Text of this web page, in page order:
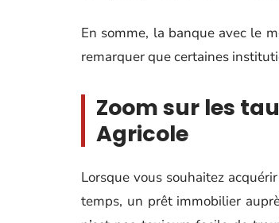
En somme, la banque avec le
remarquer que certaines
Zoom sur les
Agricole
Lorsque vous souhaitez
temps, un prêt immobilier